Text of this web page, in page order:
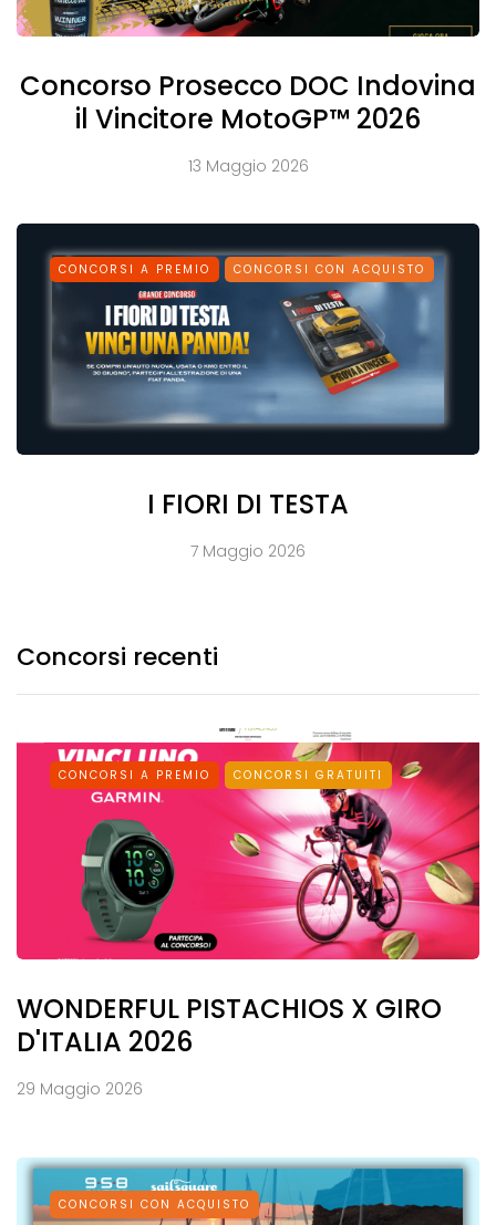
Concorso Prosecco DOC Indovina
il Vincitore MotoGP™ 2026
13 Maggio 2026
CONCORSI A PREMIO CONCORSI CON ACQUISTO
I FIORI DI TESTA
7 Maggio 2026
Concorsi recenti
CONCORSI A PREMIO CONCORSI GRATUITI
WONDERFUL PISTACHIOS X GIRO
D'ITALIA 2026
29 Maggio 2026
CONCORSI CON ACQUISTO